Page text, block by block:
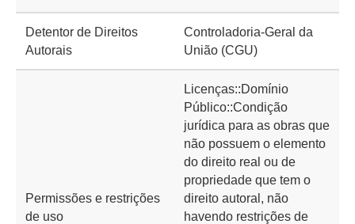
Detentor de Direitos
Autorais
Controladoria-Geral da
União (CGU)
Permissões e restrições
de uso
Licenças::Domínio
Público::Condição
jurídica para as obras que
não possuem o elemento
do direito real ou de
propriedade que tem o
direito autoral, não
havendo restrições de